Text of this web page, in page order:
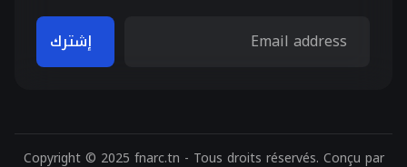
Copyright © 2025 fnarc.tn - Tous droits réservés. Conçu par